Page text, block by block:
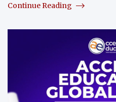
Continue Reading